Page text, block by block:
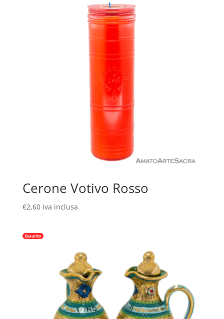
Cerone Votivo Rosso
€2,60 iva inclusa
Esaurito